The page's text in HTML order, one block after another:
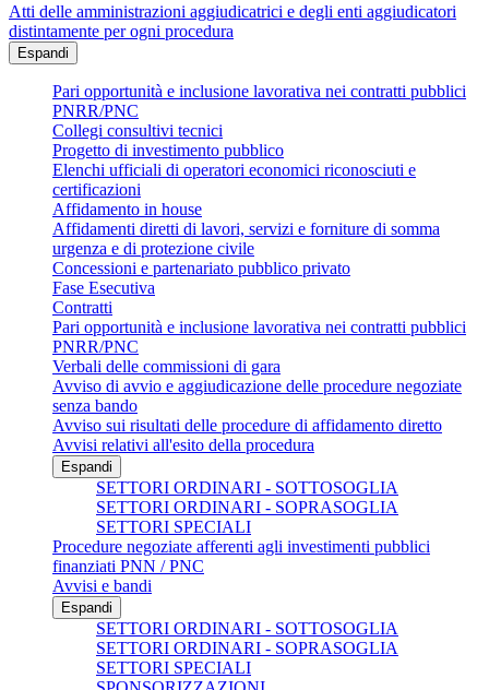
Atti delle amministrazioni aggiudicatrici e degli enti aggiudicatori
distintamente per ogni procedura
Espandi
Pari opportunità e inclusione lavorativa nei contratti pubblici
PNRR/PNC
Collegi consultivi tecnici
Progetto di investimento pubblico
Elenchi ufficiali di operatori economici riconosciuti e
certificazioni
Affidamento in house
Affidamenti diretti di lavori, servizi e forniture di somma
urgenza e di protezione civile
Concessioni e partenariato pubblico privato
Fase Esecutiva
Contratti
Pari opportunità e inclusione lavorativa nei contratti pubblici
PNRR/PNC
Verbali delle commissioni di gara
Avviso di avvio e aggiudicazione delle procedure negoziate
senza bando
Avviso sui risultati delle procedure di affidamento diretto
Avvisi relativi all'esito della procedura
Espandi
SETTORI ORDINARI - SOTTOSOGLIA
SETTORI ORDINARI - SOPRASOGLIA
SETTORI SPECIALI
Procedure negoziate afferenti agli investimenti pubblici
finanziati PNN / PNC
Avvisi e bandi
Espandi
SETTORI ORDINARI - SOTTOSOGLIA
SETTORI ORDINARI - SOPRASOGLIA
SETTORI SPECIALI